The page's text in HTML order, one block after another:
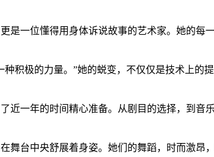
一位懂得用身体诉说故事的艺术家。她的每
积极的力量。”她的蜕变，不仅仅是技术上的
一年的时间精心准备。从剧目的选择，到音
舞台中央舒展着身姿。她们的舞蹈，时而激昂